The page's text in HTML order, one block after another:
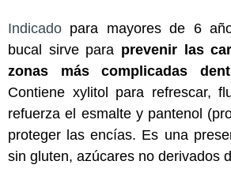
Indicado para mayores de 6
bucal sirve para prevenir las
zonas más complicadas
Contiene xylitol para refrescar,
refuerza el esmalte y pantenol
proteger las encías. Es una
sin gluten, azúcares no derivados